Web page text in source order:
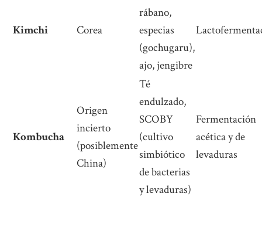
Kimchi Corea
rábano,
especias
(gochugaru),
ajo, jengibre
Kombucha
Origen
incierto
(posiblemente
China)
Té
endulzado,
SCOBY
(cultivo
simbiótico
de bacterias
y levaduras)
Fermentación
acética y de
levaduras